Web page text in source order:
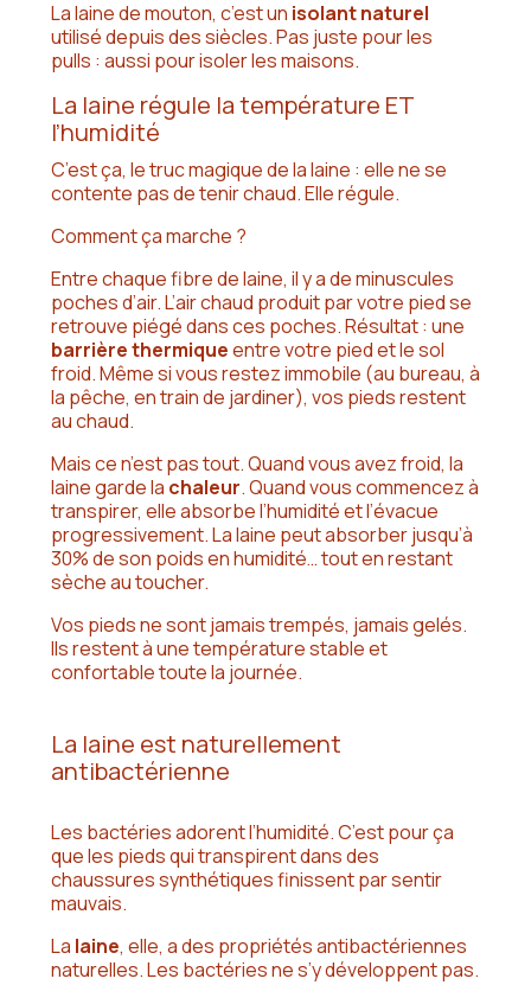
La laine de mouton, c’est un isolant naturel
utilisé depuis des siècles. Pas juste pour les
pulls : aussi pour isoler les maisons.
La laine régule la température ET
l’humidité
C’est ça, le truc magique de la laine : elle ne se
contente pas de tenir chaud. Elle régule.
Comment ça marche ?
Entre chaque fibre de laine, il y a de minuscules
poches d’air. L’air chaud produit par votre pied se
retrouve piégé dans ces poches.Résultat: une
barrière thermiqueentre votre pied et le sol
froid. Même si vous restez immobile (au bureau, à
la pêche, en train de jardiner), vos pieds restent
au chaud.
Mais ce n’est pas tout. Quand vous avez froid, la
laine garde la chaleur. Quand vous commencez à
transpirer, elle absorbe l’humidité et l’évacue
progressivement. La laine peut absorber jusqu’à
30% de son poids en humidité… tout en restant
sèche au toucher.
Vos pieds ne sont jamais trempés, jamais gelés.
Ils restent à une température stable et
confortable toute la journée.
La laine est naturellement
antibactérienne
Les bactéries adorent l’humidité. C’est pour ça
que les pieds qui transpirent dans des
chaussures synthétiques finissent par sentir
mauvais.
La laine, elle, a des propriétés antibactériennes
naturelles. Les bactéries ne s’y développent pas.